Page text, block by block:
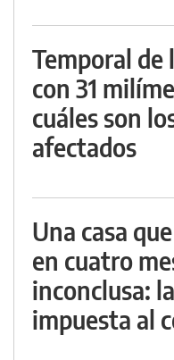
Temporal de
con 31
cuáles son
afectados
Una casa
en cuatro
inconclusa:
impuesta al